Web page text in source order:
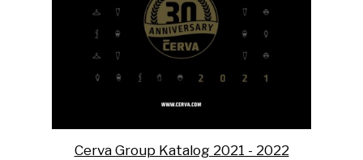
Cerva Group Katalog 2021 - 2022